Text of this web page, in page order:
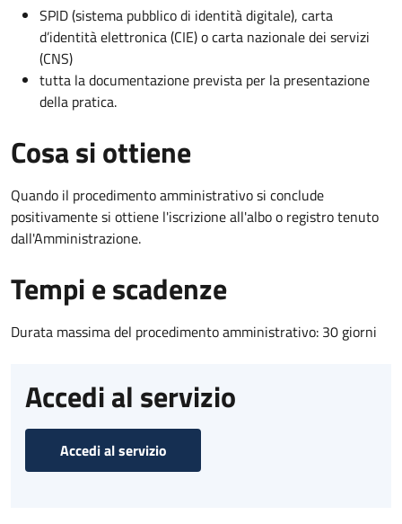
SPID (sistema pubblico di identità digitale), carta
d’identità elettronica (CIE) o carta nazionale dei servizi
(CNS)
tutta la documentazione prevista per la presentazione
della pratica.
Cosa si ottiene
Quando il procedimento amministrativo si conclude
positivamente si ottiene l'iscrizione all'albo o registro tenuto
dall'Amministrazione.
Tempi e scadenze
Durata massima del procedimento amministrativo: 30 giorni
Accedi al servizio
Accedi al servizio